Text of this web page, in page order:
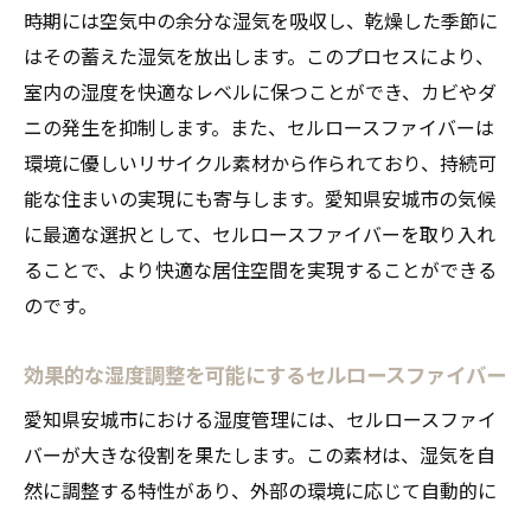
時期には空気中の余分な湿気を吸収し、乾燥した季節に
はその蓄えた湿気を放出します。このプロセスにより、
室内の湿度を快適なレベルに保つことができ、カビやダ
ニの発生を抑制します。また、セルロースファイバーは
環境に優しいリサイクル素材から作られており、持続可
能な住まいの実現にも寄与します。愛知県安城市の気候
に最適な選択として、セルロースファイバーを取り入れ
ることで、より快適な居住空間を実現することができる
のです。
効果的な湿度調整を可能にするセルロースファイバー
愛知県安城市における湿度管理には、セルロースファイ
バーが大きな役割を果たします。この素材は、湿気を自
然に調整する特性があり、外部の環境に応じて自動的に